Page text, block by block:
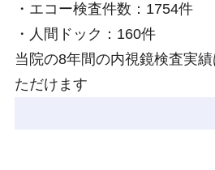
・エコー検査件数：1754件
・人間ドック：160件
当院の8年間の内視鏡検査実
ただけます